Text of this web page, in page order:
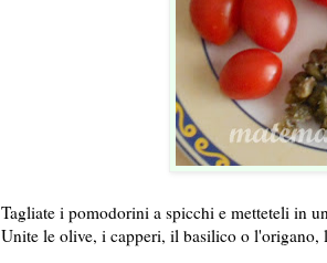
Tagliate i pomodorini a spicchi e metteteli in
Unite le olive, i capperi, il basilico o l'origano,